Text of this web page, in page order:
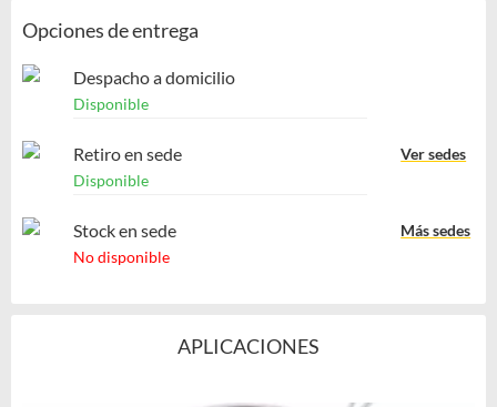
Opciones de entrega
Despacho a domicilio
Disponible
Retiro en sede
Disponible
Ver sedes
Stock en sede
No disponible
Más sedes
APLICACIONES